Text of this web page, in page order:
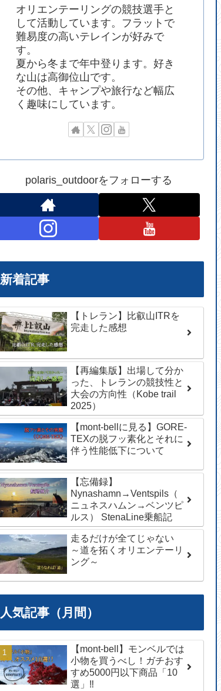
オリエンテーリングの競技選手と
して活動しています。フラットで
難易度の高いテレインが好みで
す。
夏から冬まで年中登ります。好き
な山は高御位山です。
その他、キャンプや旅行など幅広
く趣味にしています。
polaris_outdoorをフォローする
新着記事
【トレラン】比叡山ITRを
完走した感想
【再編集版】出場して分か
った、トレランの競技性と
大会の方向性（Kobe trail
2025）
【mont-bellに見る】GORE-
TEXの脱フッ素化とそれに
伴う性能低下について
【忘備録】
Nynashamn→Ventspils（
ニュネスハムン→ベンツピ
ルス） StenaLine乗船記
走るだけが全てじゃない
～道を拓くオリエンテーリ
ング～
人気記事（月間）
【mont-bell】モンベルでは
小物を買うべし！ガチおす
すめ5000円以下商品「10
選」‼︎